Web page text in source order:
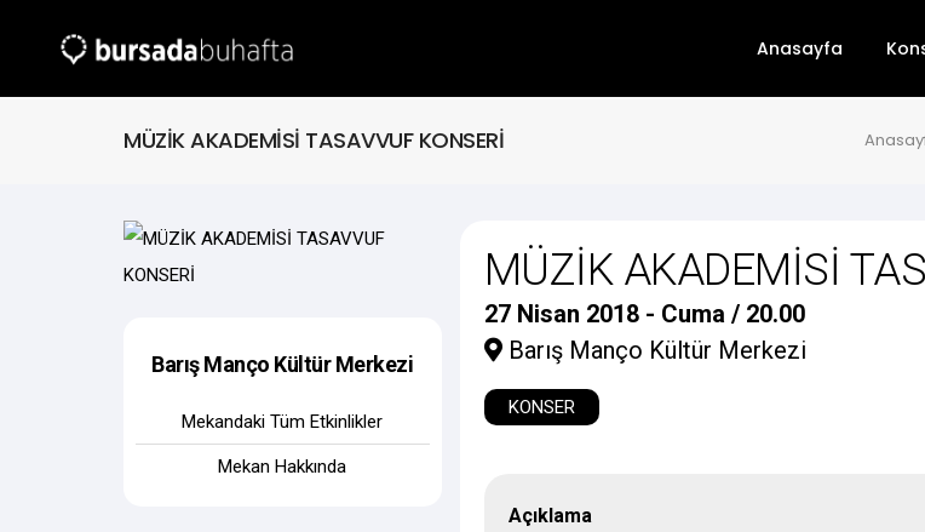
Anasayfa
MÜZİK AKADEMİSİ TASAVVUF KONSERİ
Barış Manço Kültür Merkezi
Mekandaki Tüm Etkinlikler
Mekan Hakkında
MÜZİK AKADEMİSİ
27 Nisan 2018 - Cuma / 20.00
Barış Manço Kültür Merkezi
KONSER
Açıklama